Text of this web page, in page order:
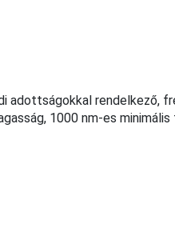
adottságokkal rendelkező,
1000 nm-es